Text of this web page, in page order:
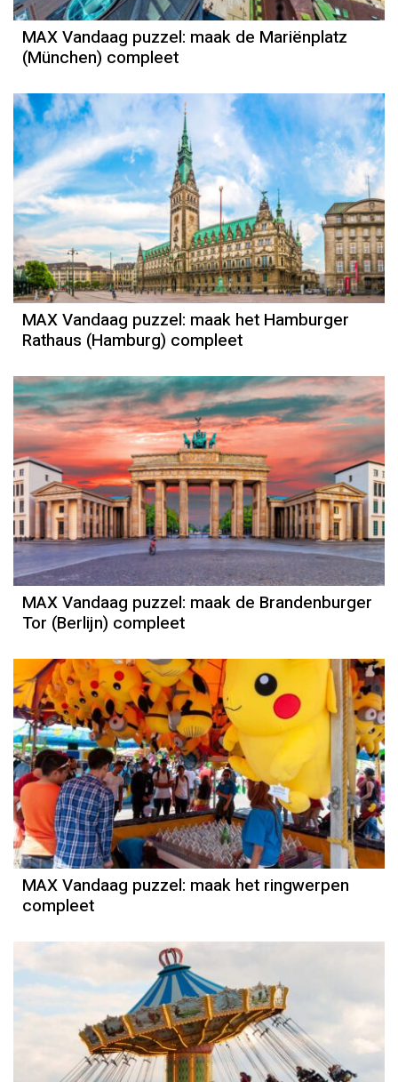
MAX Vandaag puzzel: maak de Mariënplatz
(München) compleet
MAX Vandaag puzzel: maak het Hamburger
Rathaus (Hamburg) compleet
MAX Vandaag puzzel: maak de Brandenburger
Tor (Berlijn) compleet
MAX Vandaag puzzel: maak het ringwerpen
compleet